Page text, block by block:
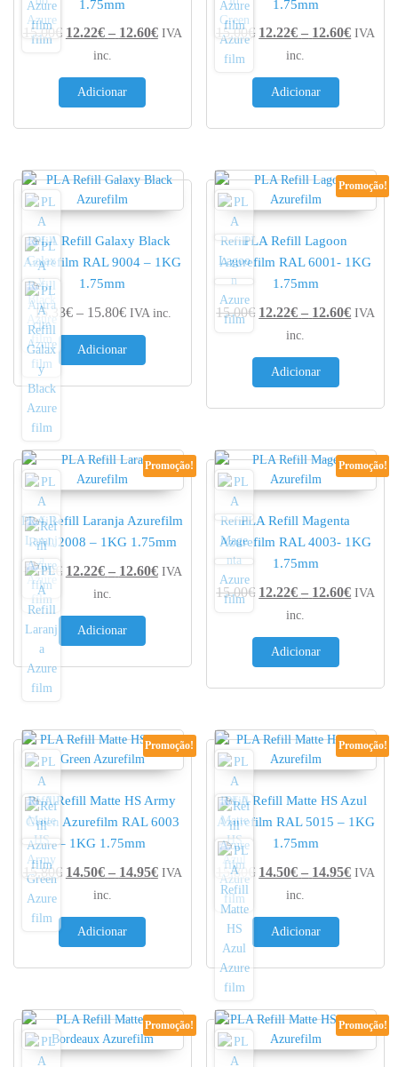
1.75mm
15.00€ 12.22€ – 12.60€Price range: 12.22€ through 12.60€
IVA
inc.
Adicionar
1.75mm
15.00€ 12.22€ – 12.60€Price
IVA
inc.
Adicionar
PLA Refill Galaxy Black
Azurefilm RAL 9004 – 1KG
1.75mm
15.33€ – 15.80€Price range: 15.33€ through 15.80€
IVA inc.
Adicionar
Promoção!
PLA Refill Lagoon
Azurefilm RAL 6001- 1KG
1.75mm
15.00€ 12.22€ – 12.60€Price
IVA
inc.
Adicionar
Promoção!
PLA Refill Laranja Azurefilm
RAL 2008 – 1KG 1.75mm
15.00€ 12.22€ – 12.60€Price range: 12.22€ through 12.60€
IVA
inc.
Adicionar
Promoção!
PLA Refill Magenta
Azurefilm RAL 4003- 1KG
1.75mm
15.00€ 12.22€ – 12.60€Price
IVA
inc.
Adicionar
Promoção!
PLA Refill Matte HS Army
Green Azurefilm RAL 6003
– 1KG 1.75mm
15.80€ 14.50€ – 14.95€Price range: 14.50€ through 14.95€
IVA
inc.
Adicionar
Promoção!
PLA Refill Matte HS Azul
Azurefilm RAL 5015 – 1KG
1.75mm
15.80 € 14.50€ – 14.95€Price
IVA
inc.
Adicionar
Promoção! Promoção!